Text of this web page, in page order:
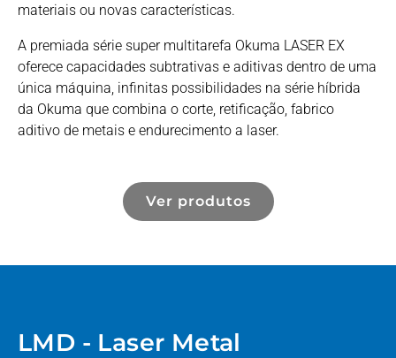
materiais ou novas características.
A premiada série super multitarefa Okuma LASER EX
oferece capacidades subtrativas e aditivas dentro de uma
única máquina, infinitas possibilidades na série híbrida
da Okuma que combina o corte, retificação, fabrico
aditivo de metais e endurecimento a laser.
Ver produtos
LMD - Laser Metal